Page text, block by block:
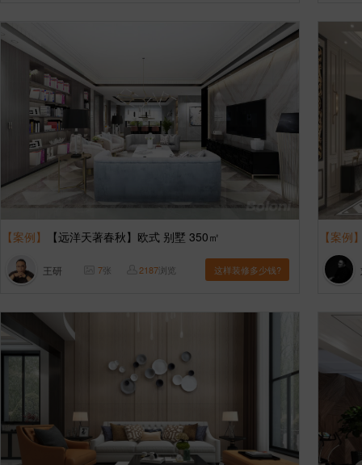
【案例】 【远洋天著春秋】欧式 别墅 350㎡
王研 7张 2187浏览 这样装修多少钱?
【案例